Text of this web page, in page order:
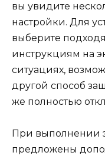
вы увидите
настройки. Для
выберите
инструкциям на
ситуациях,
другой способ
же полностью
При выполнении
предложены